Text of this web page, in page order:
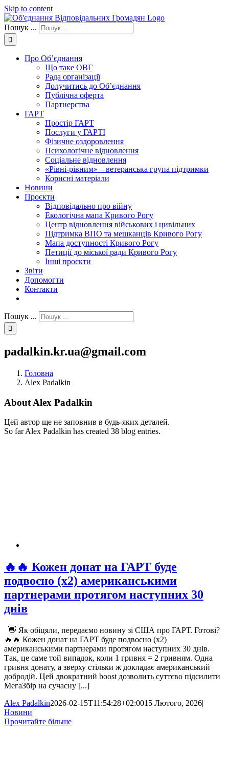
Skip to content
Пошук ...
Про Об’єднання
Що таке ОВГ
Рада організації
Долучитись до Об’єднання
Публічна оферта
Партнерства
ГАРТ
Простір ГАРТ
Послуги у ГАРТІ
Фізичне оздоровлення
Психологічне відновлення
Соціальне відновлення
«Рівні-рівним» – ветеранська група підтримки
Корисні матеріали
Новини
Проєкти
Відповідально про війну
Екологічна мапа Кривого Рогу
Центр відновлення військових і цивільних
Підтримка ВПО та мешканців Кривого Рогу
Мапа доступності Кривого Рогу
Петиції до міської ради Кривого Рогу
Інші проєкти
Звіти
Допомогти
Контакти
Пошук ...
padalkin.kr.ua@gmail.com
Головна
Alex Padalkin
About Alex Padalkin
Цей автор ще не заповнив в будь-яких деталей.
So far Alex Padalkin has created 38 blog entries.
🔥🔥 Кожен донат на ГАРТ буде
подвоєно (x2) американськими
партнерами протягом наступних 30
днів
👋 Як обіцяли, передаємо новину зі США про ГАРТ. Готові?
🔥🔥 Кожен донат на ГАРТ буде подвоєно (x2)
американськими партнерами протягом наступних 30 днів.
Так, це саме той випадок, коли 1 гривня = 2 гривням. Одна
гривня донату, а зверху стільки ж докладає американський
добродій. Цей двократний boost дозволить суттєво підсилити
МегаЗбір на сучасну [...]
Alex Padalkin2026-02-15T11:54:28+02:0015 Лютого, 2026|
Новини|
Прочитайте більше